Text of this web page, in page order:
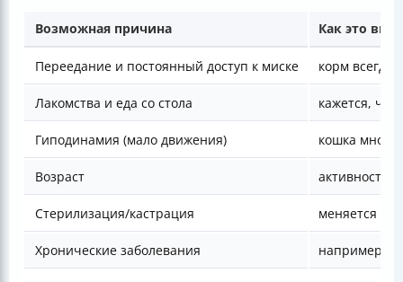
Возможная причина Как это
Переедание и постоянный доступ к миске корм всегда
Лакомства и еда со стола кажется,
Гиподинамия (мало движения) кошка много
Возраст активность
Стерилизация/кастрация меняется
Хронические заболевания например,